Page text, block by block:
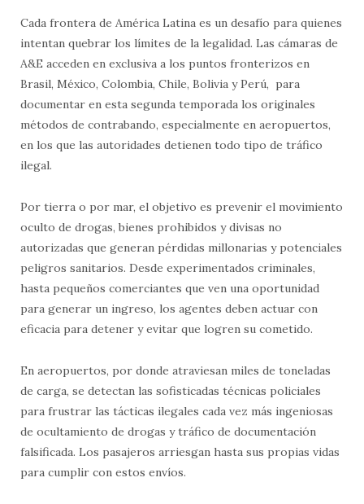
Cada frontera de América Latina es un desafío para quienes
intentan quebrar los límites de la legalidad. Las cámaras de
A&E acceden en exclusiva a los puntos fronterizos en
Brasil, México, Colombia, Chile, Bolivia y Perú, para
documentar en esta segunda temporada los originales
métodos de contrabando, especialmente en aeropuertos,
en los que las autoridades detienen todo tipo de tráfico
ilegal.
Por tierra o por mar, el objetivo es prevenir el movimiento
oculto de drogas, bienes prohibidos y divisas no
autorizadas que generan pérdidas millonarias y potenciales
peligros sanitarios. Desde experimentados criminales,
hasta pequeños comerciantes que ven una oportunidad
para generar un ingreso, los agentes deben actuar con
eficacia para detener y evitar que logren su cometido.
En aeropuertos, por donde atraviesan miles de toneladas
de carga, se detectan las sofisticadas técnicas policiales
para frustrar las tácticas ilegales cada vez más ingeniosas
de ocultamiento de drogas y tráfico de documentación
falsificada. Los pasajeros arriesgan hasta sus propias vidas
para cumplir con estos envíos.